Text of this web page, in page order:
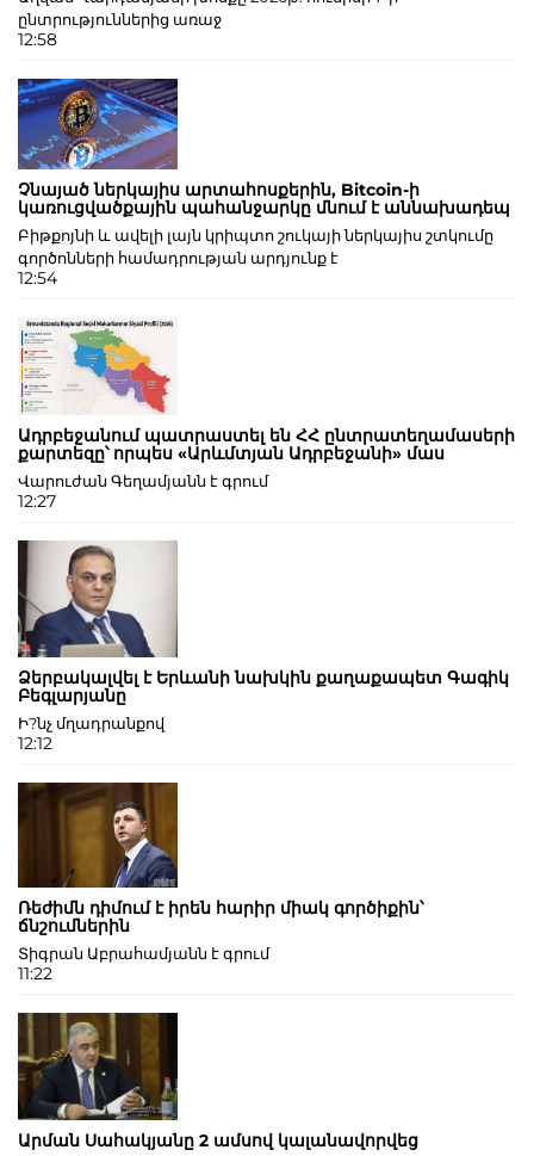
ընտրություններից առաջ
12:58
Չնայած ներկայիս արտահոսքերին, Bitcoin-ի
կառուցվածքային պահանջարկը մնում է աննախադեպ
Բիթքոյնի և ավելի լայն կրիպտո շուկայի ներկայիս շտկումը
գործոնների համադրության արդյունք է
12:54
Ադրբեջանում պատրաստել են ՀՀ ընտրատեղամասերի
քարտեզը՝ որպես «Արևմտյան Ադրբեջանի» մաս
Վարուժան Գեղամյանն է գրում
12:27
Ձերբակալվել է Երևանի նախկին քաղաքապետ Գագիկ
Բեգլարյանը
Ի?նչ մղադրանքով
12:12
Ռեժիմն դիմում է իրեն հարիր միակ գործիքին՝
ճնշումներին
Տիգրան Աբրահամյանն է գրում
11:22
Արման Սահակյանը 2 ամսով կալանավորվեց